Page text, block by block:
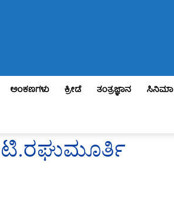
ಅಂಕಣಗಳು ಕ್ರೀಡೆ ತಂತ್ರಜ್ಞಾನ
ಸಿನಿಮಾ
ಟಿ.ರಘುಮೂರ್ತಿ